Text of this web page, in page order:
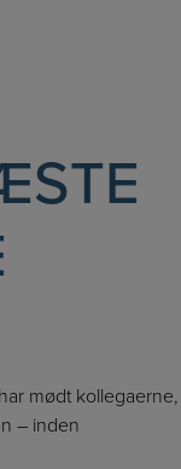
mødt kollegaerne,
– inden